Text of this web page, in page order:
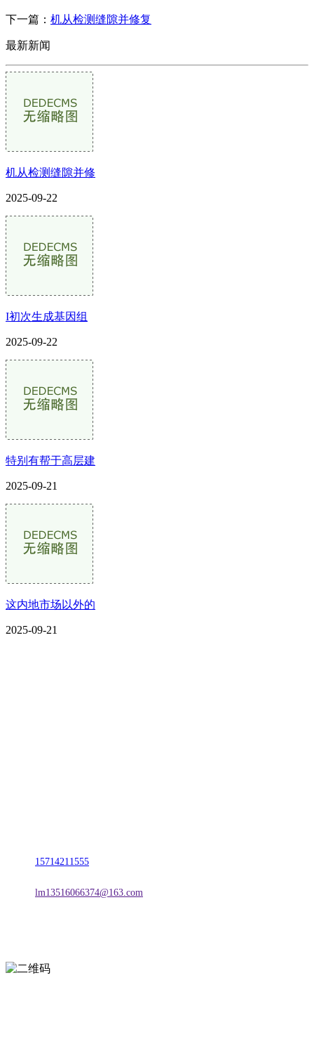
下一篇： 机从检测缝隙并修复
最新新闻
机从检测缝隙并修
2025-09-22
I初次生成基因组
2025-09-22
特别有帮于高层建
2025-09-21
这内地市场以外的
2025-09-21
15714211555
lm13516066374@163.com